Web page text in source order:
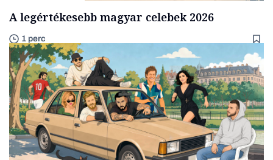
A legértékesebb magyar celebek 2026
1 perc